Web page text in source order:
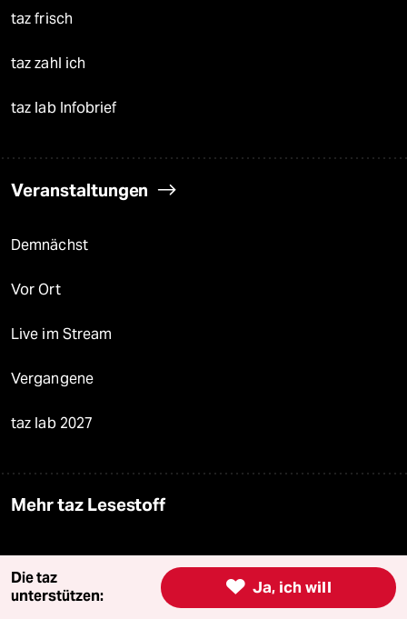
taz frisch
taz zahl ich
taz lab Infobrief
Veranstaltungen
Demnächst
Vor Ort
Live im Stream
Vergangene
taz lab 2027
Mehr taz Lesestoff
taz FUTURZWEI
 Ja, ich will
Die taz
unterstützen: